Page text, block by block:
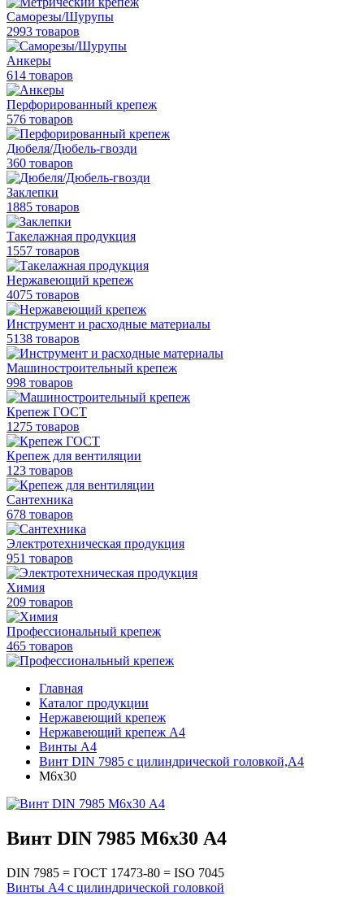
Саморезы/Шурупы
2993 товаров
Анкеры
614 товаров
Перфорированный крепеж
576 товаров
Дюбеля/Дюбель-гвозди
360 товаров
Заклепки
1885 товаров
Такелажная продукция
1557 товаров
Нержавеющий крепеж
4075 товаров
Инструмент и расходные материалы
5138 товаров
Машиностроительный крепеж
998 товаров
Крепеж ГОСТ
1275 товаров
Крепеж для вентиляции
123 товаров
Сантехника
678 товаров
Электротехническая продукция
951 товаров
Химия
209 товаров
Профессиональный крепеж
465 товаров
Главная
Каталог продукции
Нержавеющий крепеж
Нержавеющий крепеж А4
Винты А4
Винт DIN 7985 с цилиндрической головкой,А4
М6х30
Винт DIN 7985 М6х30 A4
DIN 7985 = ГОСТ 17473-80 = ISO 7045
Винты А4 с цилиндрической головкой